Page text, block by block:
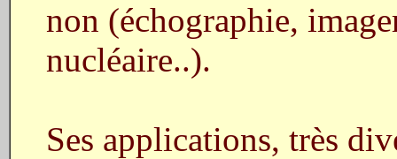
non (échographie,
nucléaire..).
Ses applications, très